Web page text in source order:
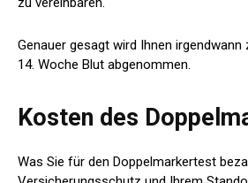
Genauer gesagt wird Ihnen irgendwann
14. Woche Blut abgenommen.
Kosten des
Was Sie für den Doppelmarkertest